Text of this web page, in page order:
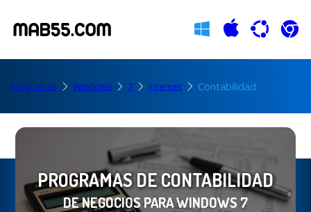
Programas Windows 7 Internet Contabilidad
PROGRAMAS DE CONTABILIDAD
DE NEGOCIOS PARA WINDOWS 7